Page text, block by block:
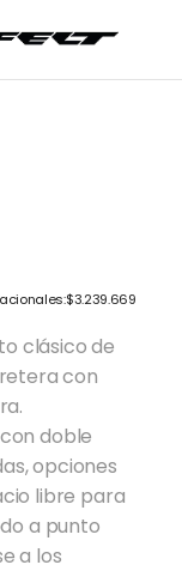
$3.239.669
clásico de
con
doble
opciones
libre para
a punto
a los